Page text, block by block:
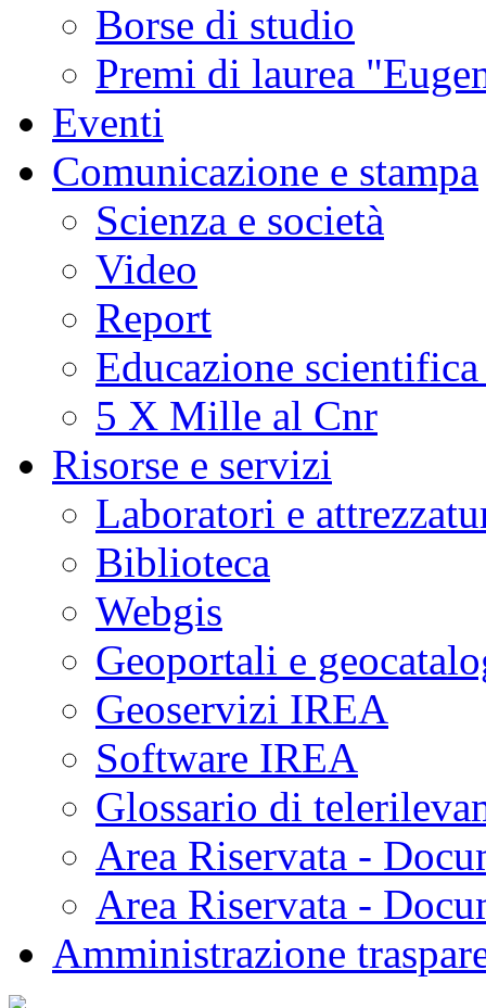
Borse di studio
Premi di laurea
Eventi
Comunicazione e stampa
Scienza e società
Video
Report
Educazione
5 X Mille al Cnr
Risorse e servizi
Laboratori e
Biblioteca
Webgis
Geoportali e
Geoservizi IREA
Software IREA
Glossario di
Area Riservata -
Area Riservata -
Amministrazione